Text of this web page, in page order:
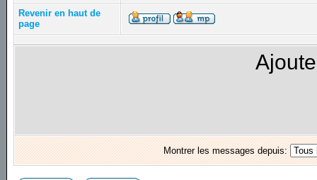
Revenir en haut de
page
Montrer les messages depuis: